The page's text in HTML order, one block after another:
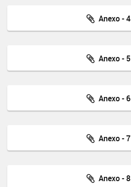
Anexo - 4
Anexo - 5
Anexo - 6
Anexo - 7
Anexo - 8